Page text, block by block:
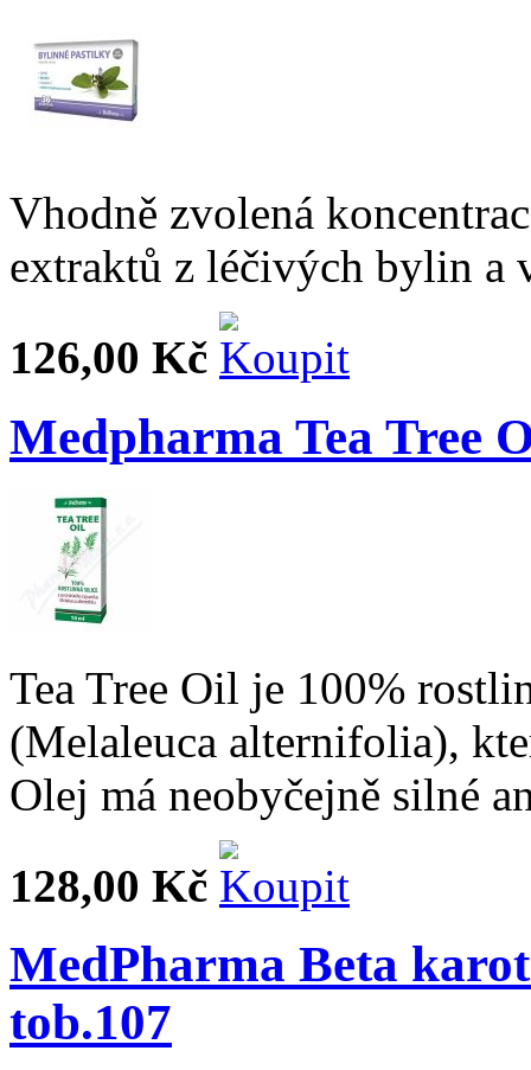
Vhodně zvolená
extraktů z léčivých bylin a
126,00 Kč
Medpharma Tea Tree
Tea Tree Oil je 100%
(Melaleuca alternifolia),
Olej má neobyčejně silné
128,00 Kč
MedPharma Beta
tob.107